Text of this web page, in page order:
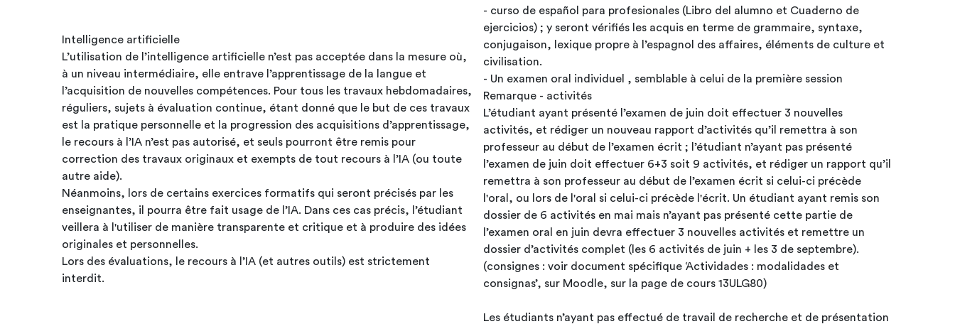
Intelligence artificielle
L’utilisation de l’intelligence artificielle n’est pas acceptée dans la mesure où,
à un niveau intermédiaire, elle entrave l’apprentissage de la langue et
l’acquisition de nouvelles compétences. Pour tous les travaux hebdomadaires,
réguliers, sujets à évaluation continue, étant donné que le but de ces travaux
est la pratique personnelle et la progression des acquisitions d’apprentissage,
le recours à l’IA n’est pas autorisé, et seuls pourront être remis pour
correction des travaux originaux et exempts de tout recours à l’IA (ou toute
autre aide).
Néanmoins, lors de certains exercices formatifs qui seront précisés par les
enseignantes, il pourra être fait usage de l’IA. Dans ces cas précis, l’étudiant
veillera à l'utiliser de manière transparente et critique et à produire des idées
originales et personnelles.
Lors des évaluations, le recours à l’IA (et autres outils) est strictement
interdit.
- curso de español para profesionales (Libro del alumno et Cuaderno de
ejercicios) ; y seront vérifiés les acquis en terme de grammaire, syntaxe,
conjugaison, lexique propre à l’espagnol des affaires, éléments de culture et
civilisation.
- Un examen oral individuel , semblable à celui de la première session
Remarque - activités
L’étudiant ayant présenté l’examen de juin doit effectuer 3 nouvelles
activités, et rédiger un nouveau rapport d’activités qu’il remettra à son
professeur au début de l’examen écrit ; l’étudiant n’ayant pas présenté
l’examen de juin doit effectuer 6+3 soit 9 activités, et rédiger un rapport qu’il
remettra à son professeur au début de l’examen écrit si celui-ci précède
l'oral, ou lors de l'oral si celui-ci précède l'écrit. Un étudiant ayant remis son
dossier de 6 activités en mai mais n’ayant pas présenté cette partie de
l’examen oral en juin devra effectuer 3 nouvelles activités et remettre un
dossier d’activités complet (les 6 activités de juin + les 3 de septembre).
(consignes : voir document spécifique ‘Actividades : modalidades et
consignas’, sur Moodle, sur la page de cours 13ULG80)
Les étudiants n’ayant pas effectué de travail de recherche et de présentation